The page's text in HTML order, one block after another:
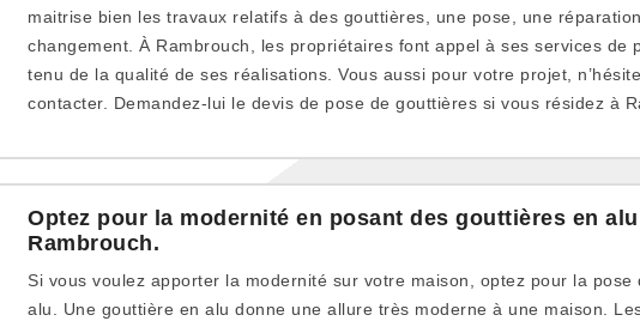
maitrise bien les travaux relatifs à des gouttières, une pose, une
changement. À Rambrouch, les propriétaires font appel à ses services de
tenu de la qualité de ses réalisations. Vous aussi pour votre projet,
contacter. Demandez-lui le devis de pose de gouttières si vous résidez à
Optez pour la modernité en posant des gouttières en
Rambrouch.
Si vous voulez apporter la modernité sur votre maison, optez pour la pose
alu. Une gouttière en alu donne une allure très moderne à une maison.